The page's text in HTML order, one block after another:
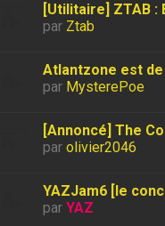
[Utilitaire] ZTAB
par Ztab
Atlantzone est
par MysterePoe
[Annoncé] The
par olivier2046
YAZJam6 [le
par YAZ